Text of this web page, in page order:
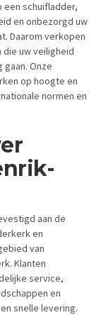
een schuifladder,
en onbezorgd uw
Daarom verkopen
uw veiligheid
gaan. Onze
op hoogte en
normen en
aan de
en
van
Klanten
service,
en
snelle levering.